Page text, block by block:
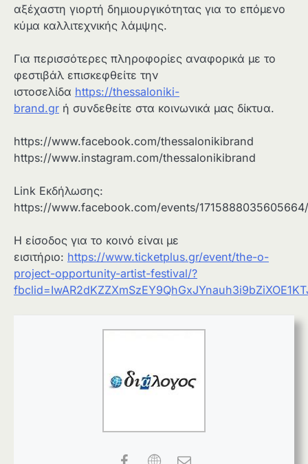
αξέχαστη γιορτή δημιουργικότητας για το επόμενο
κύμα καλλιτεχνικής λάμψης.
Για περισσότερες πληροφορίες αναφορικά με το
φεστιβάλ επισκεφθείτε την
ιστοσελίδα https://thessaloniki-
brand.gr ή συνδεθείτε στα κοινωνικά μας δίκτυα.
https://www.facebook.com/thessalonikibrand
https://www.instagram.com/thessalonikibrand
Link Εκδήλωσης:
https://www.facebook.com/events/1715888035605664/
Η είσοδος για το κοινό είναι με
εισιτήριο: https://www.ticketplus.gr/event/the-o-
project-opportunity-artist-festival/?